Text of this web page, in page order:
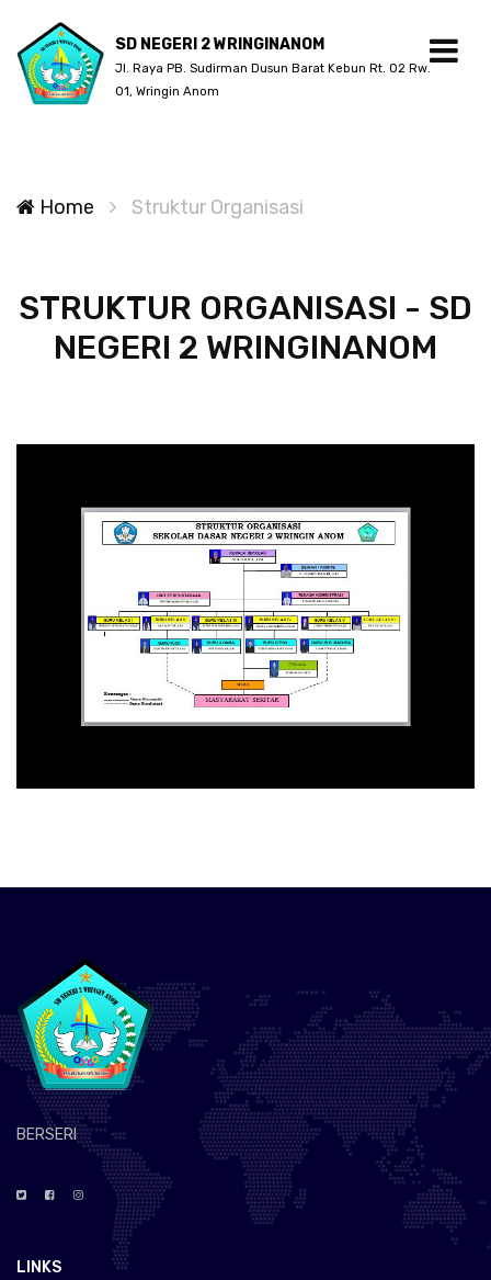
SD NEGERI 2 WRINGINANOM
Jl. Raya PB. Sudirman Dusun Barat Kebun Rt. 02 Rw.
01, Wringin Anom
Home Struktur Organisasi
STRUKTUR ORGANISASI - SD
NEGERI 2 WRINGINANOM
BERSERI
LINKS